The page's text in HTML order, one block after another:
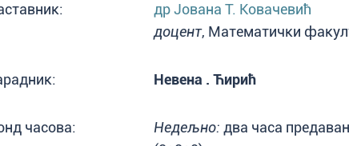
др Јована Т. Ковачевић
доцент, Математички
Невена . Ћирић
часова: Недељно: два часа